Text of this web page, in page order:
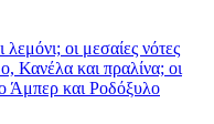
οι μεσαίες νότες
Κανέλα και πραλίνα; οι
Άμπερ και Ροδόξυλο